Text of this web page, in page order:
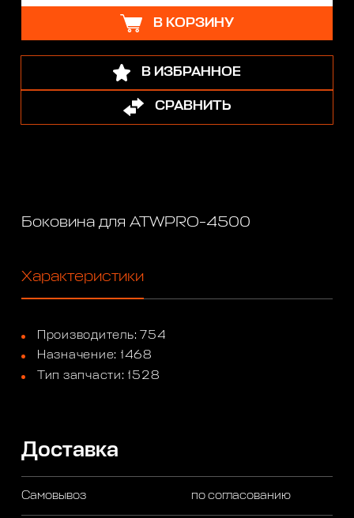
В КОРЗИНУ
В ИЗБРАННОЕ
СРАВНИТЬ
Боковина для ATWPRO-4500
Характеристики
Производитель: 754
Назначение: 1468
Тип запчасти: 1528
Доставка
Самовывоз по согласованию